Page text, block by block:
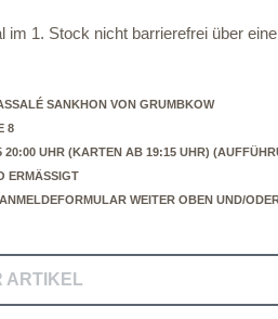
im 1. Stock nicht barrierefrei über
SANKHON VON GRUMBKOW
20:00 UHR (KARTEN AB 19:15 UHR)
WEITER OBEN UND/
ARTIKEL